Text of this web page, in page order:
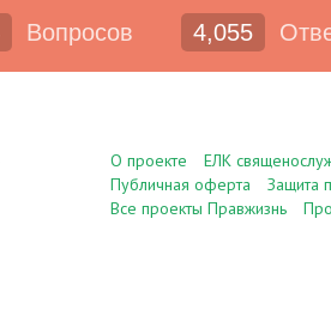
Вопросов 4,055
О проекте ЕЛК
Публичная оферта
Защита
Все проекты Правжизнь